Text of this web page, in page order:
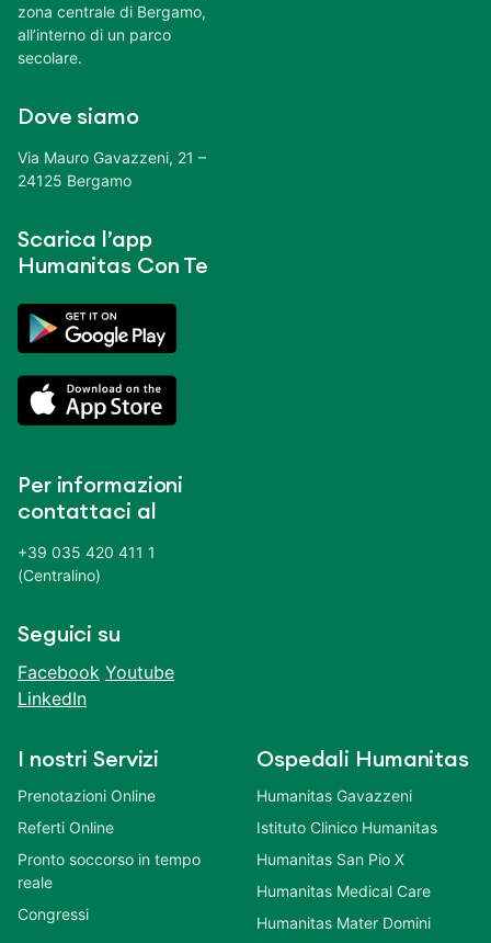
zona centrale di Bergamo,
all’interno di un parco
secolare.
Dove siamo
Via Mauro Gavazzeni, 21 –
24125 Bergamo
Scarica l’app
Humanitas Con Te
Per informazioni
contattaci al
+39 035 420 411 1
(Centralino)
Seguici su
Facebook Youtube
LinkedIn
I nostri Servizi
Prenotazioni Online
Referti Online
Pronto soccorso in tempo
reale
Congressi
Ospedali Humanitas
Humanitas Gavazzeni
Istituto Clinico Humanitas
Humanitas San Pio X
Humanitas Medical Care
Humanitas Mater Domini